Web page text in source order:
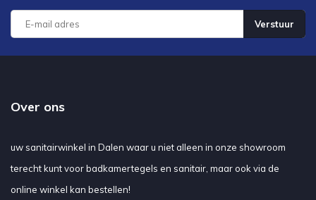
Verstuur
Over ons
uw sanitairwinkel in Dalen waar u niet alleen in onze showroom
terecht kunt voor badkamertegels en sanitair, maar ook via de
online winkel kan bestellen!